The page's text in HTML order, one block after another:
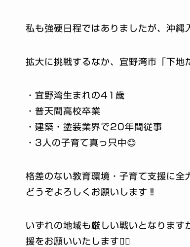
私も強硬日程ではありましたが、沖縄
拡大に挑戦するなか、宜野湾市「下地
・宜野湾生まれの41歳
・普天間高校卒業
・建築・塗装業界で20年間従事
・3人の子育て真っ只中😊
格差のない教育環境・子育て支援に全
どうぞよろしくお願いします‼️
いずれの地域も厳しい戦いとなりま
援をお願いいたします🙇‍♂️